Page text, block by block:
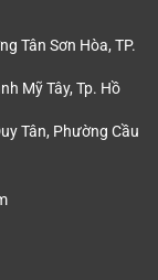
Tân Sơn Hòa, TP.
Mỹ Tây, Tp. Hồ
Tân, Phường Cầu